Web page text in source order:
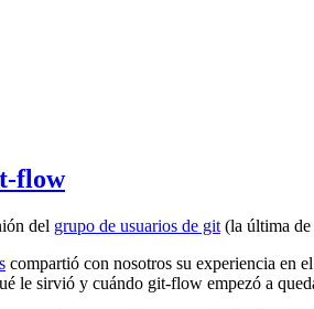
flow
del grupo de usuarios de git (la última de
compartió con nosotros su experiencia en
le sirvió y cuándo git-flow empezó a